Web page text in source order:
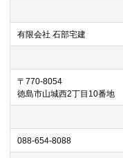
有限会社 石部宅建
〒770-8054
徳島市山城西2丁目10番地
088-654-8088